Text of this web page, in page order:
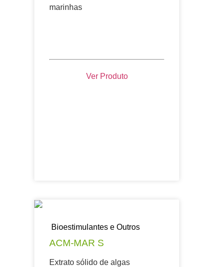
marinhas
Ver Produto
Bioestimulantes e Outros
ACM-MAR S
Extrato sólido de algas